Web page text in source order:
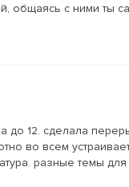
общаясь с ними ты
12. сделала
во всем
разные темы для